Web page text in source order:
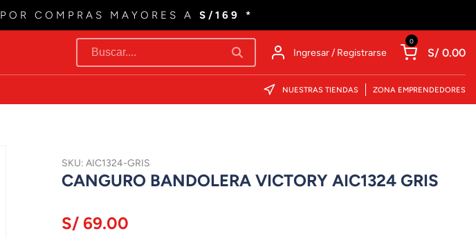
POR COMPRAS MAYORES A S/169 *
Ingresar / Registrarse
0
S/ 0.00
NUESTRAS TIENDAS ZONA EMPRENDEDORES
SKU: AIC1324-GRIS
CANGURO BANDOLERA VICTORY AIC1324 GRIS
S/ 69.00